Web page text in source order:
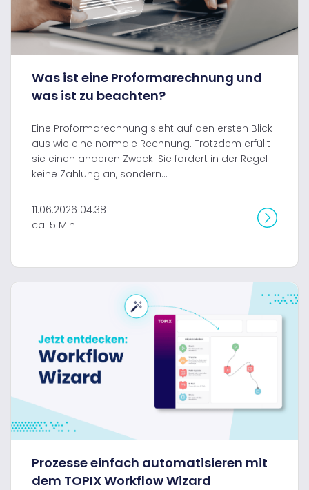
Was ist eine Proformarechnung und
was ist zu beachten?
Eine Proformarechnung sieht auf den ersten Blick
aus wie eine normale Rechnung. Trotzdem erfüllt
sie einen anderen Zweck: Sie fordert in der Regel
keine Zahlung an, sondern...
11.06.2026 04:38
ca. 5 Min
Prozesse einfach automatisieren mit
dem TOPIX Workflow Wizard